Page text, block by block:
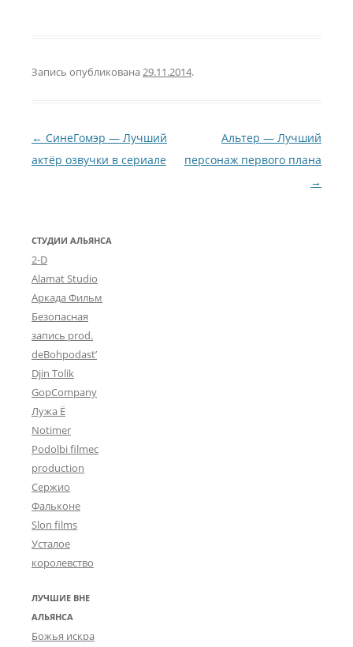
Запись опубликована29.11.2014.
Навигация по записям
← СинеГомэр — Лучший
актёр озвучки в сериале
Альтер — Лучший
персонаж первого плана
→
СТУДИИ АЛЬЯНСА
2-D
Alamat Studio
Аркада Фильм
Безопасная
запись prod.
deBohpodast’
Djin Tolik
GopCompany
Лужа Ё
Notimer
Podolbi filmec
production
Сержио
Фальконе
Slon films
Усталое
королевство
ЛУЧШИЕ ВНЕ
АЛЬЯНСА
Божья искра